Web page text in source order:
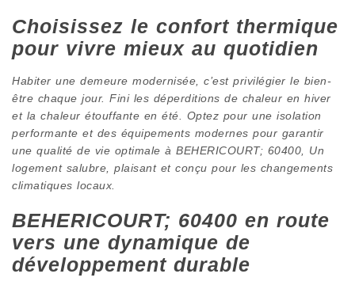
Choisissez le confort thermique
pour vivre mieux au quotidien
Habiter une demeure modernisée, c’est privilégier le bien-
être chaque jour. Fini les déperditions de chaleur en hiver
et la chaleur étouffante en été. Optez pour une isolation
performante et des équipements modernes pour garantir
une qualité de vie optimale à BEHERICOURT; 60400, Un
logement salubre, plaisant et conçu pour les changements
climatiques locaux.
BEHERICOURT; 60400 en route
vers une dynamique de
développement durable